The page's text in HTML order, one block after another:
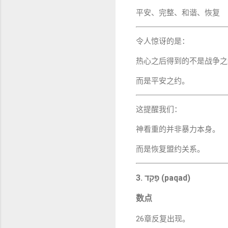
平安、完整、和谐、恢复
令人惊讶的是：
热心之后得到的不是战争
而是平安之约。
这提醒我们：
神看重的并非暴力本身。
而是恢复盟约关系。
3. פָּקַד (paqad)
数点
26章反复出现。